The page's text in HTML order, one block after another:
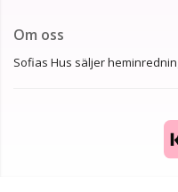
Om oss
Sofias Hus säljer